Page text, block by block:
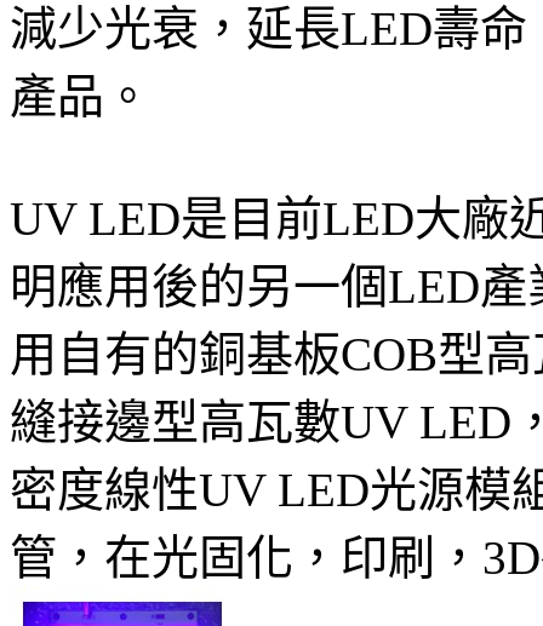
減少光衰，延長LED壽命
產品。
UV LED是目前LED大廠
明應用後的另一個LED
用自有的銅基板COB型
縫接邊型高瓦數UV LED
密度線性UV LED光源模
管，在光固化，印刷，